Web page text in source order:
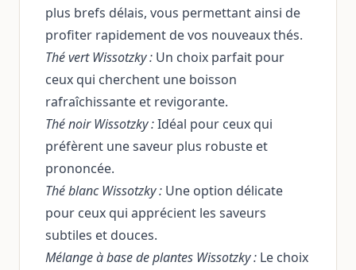
plus brefs délais, vous permettant ainsi de
profiter rapidement de vos nouveaux thés.
Thé vert Wissotzky : Un choix parfait pour
ceux qui cherchent une boisson
rafraîchissante et revigorante.
Thé noir Wissotzky :Idéal pour ceux qui
préfèrent une saveur plus robuste et
prononcée.
Thé blanc Wissotzky : Une option délicate
pour ceux qui apprécient les saveurs
subtiles et douces.
Mélange à base de plantes Wissotzky : Le choix